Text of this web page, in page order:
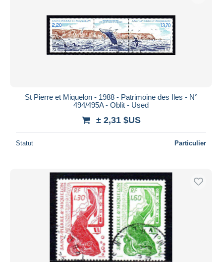
1986-1989
Oblitérés
Maisons de vente
Vendus
depuis
jours
Prix
Uniquement en réduction
Livraison gratuite
Méthodes de paiement
PayPal
Virement bancaire
Visa
Mastercard
St Pierre et Miquelon - 1988 - Patrimoine des Iles - N°
494/495A - Oblit - Used
± 2,31 $US
Statut Particulier